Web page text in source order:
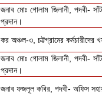
জনাব মোঃ গোলাম জিলানী, পদবী-
প্রদান।
কর অঞ্চল-৩, চট্টগ্রামের কর্মচারীদের
জনাব মোঃ গোলাম জিলানী, পদবী-
প্রদান।
জনাব ফজলূল কবির, পদবী- অফিস